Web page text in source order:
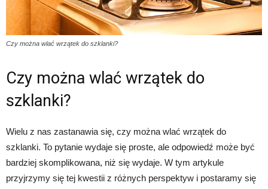
Czy można wlać wrzątek do szklanki?
Czy można wlać wrzątek do
szklanki?
Wielu z nas zastanawia się, czy można wlać wrzątek do
szklanki. To pytanie wydaje się proste, ale odpowiedź może być
bardziej skomplikowana, niż się wydaje. W tym artykule
przyjrzymy się tej kwestii z różnych perspektyw i postaramy się